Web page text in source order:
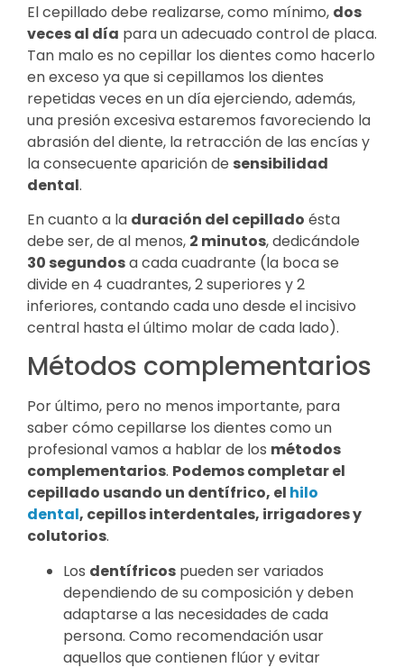
El cepillado debe realizarse, como mínimo, dos
veces al día para un adecuado control de placa.
Tan malo es no cepillar los dientes como hacerlo
en exceso ya que si cepillamos los dientes
repetidas veces en un día ejerciendo, además,
una presión excesiva estaremos favoreciendo la
abrasión del diente, la retracción de las encías y
la consecuente aparición de sensibilidad
dental.
En cuanto a la duración del cepillado ésta
debe ser, de al menos, 2 minutos, dedicándole
30 segundosa cada cuadrante (la boca se
divide en 4 cuadrantes, 2 superiores y 2
inferiores, contando cada uno desde el incisivo
central hasta el último molar de cada lado).
Métodos complementarios
Por último, pero no menos importante, para
saber cómo cepillarse los dientes como un
profesional vamos a hablar de los métodos
complementarios. Podemos completar el
cepillado usando un dentífrico, el hilo
dental, cepillos interdentales, irrigadores y
colutorios.
Los dentífricos pueden ser variados
dependiendo de su composición y deben
adaptarse a las necesidades de cada
persona. Como recomendación usar
aquellos que contienen flúor y evitar